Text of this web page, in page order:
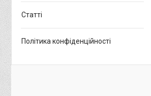
Статті
Політика конфіденційності